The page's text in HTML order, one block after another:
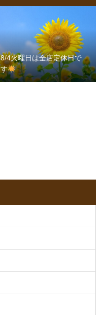
8/4火曜日は全店定休日で
す